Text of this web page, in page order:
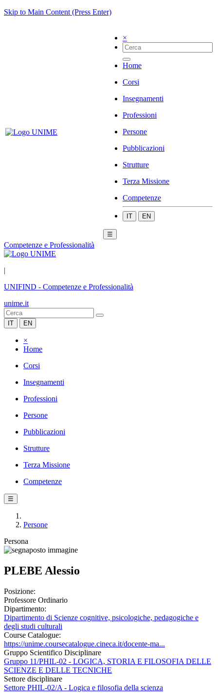
Skip to Main Content (Press Enter)
×
Home
Corsi
Insegnamenti
Professioni
Persone
Pubblicazioni
Strutture
Terza Missione
Competenze
IT EN
☰
Competenze e Professionalità
|
UNIFIND - Competenze e Professionalità
unime.it
IT EN
×
Home
Corsi
Insegnamenti
Professioni
Persone
Pubblicazioni
Strutture
Terza Missione
Competenze
☰
Persone
Persona
PLEBE Alessio
Posizione:
Professore Ordinario
Dipartimento:
Dipartimento di Scienze cognitive, psicologiche, pedagogiche e
degli studi culturali
Course Catalogue:
https://unime.coursecatalogue.cineca.it/docente-ma...
Gruppo Scientifico Disciplinare
Gruppo 11/PHIL-02 - LOGICA, STORIA E FILOSOFIA DELLE
SCIENZE E DELLE TECNICHE
Settore disciplinare
Settore PHIL-02/A - Logica e filosofia della scienza